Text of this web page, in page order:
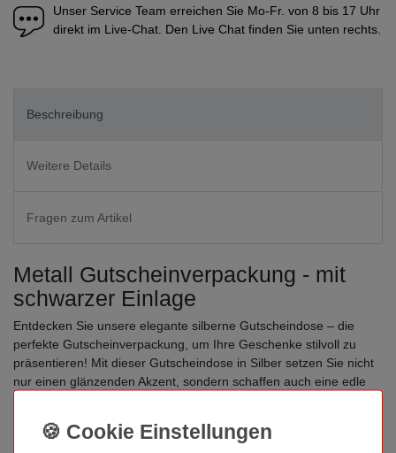
Unser Service Team erreichen Sie Mo-Fr. von 8 bis 17 Uhr
direkt im Live-Chat. Den Live Chat finden Sie unten rechts.
Beschreibung
Weitere Details
Fragen zum Artikel
Metall Gutscheinverpackung - mit
schwarzer Einlage
Entdecken Sie unsere elegante silberne Gutscheindose – die
perfekte Gutscheinverpackung, um Ihre Geschenke stilvoll zu
präsentieren! Mit dieser Gutscheindose in Silber setzen Sie nicht
nur einen glänzenden Akzent, sondern schaffen auch eine edle
Die Abmessungen dieser Gutscheindose betragen 120x80x30mm